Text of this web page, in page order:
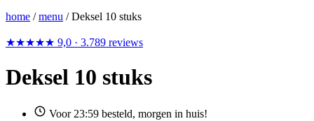
home / menu / Deksel 10 stuks
★★★★★ 9,0 · 3.789 reviews
Deksel 10 stuks
Voor 23:59 besteld, morgen in huis!